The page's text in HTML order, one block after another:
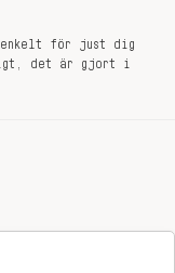
enkelt för just dig
det är gjort i